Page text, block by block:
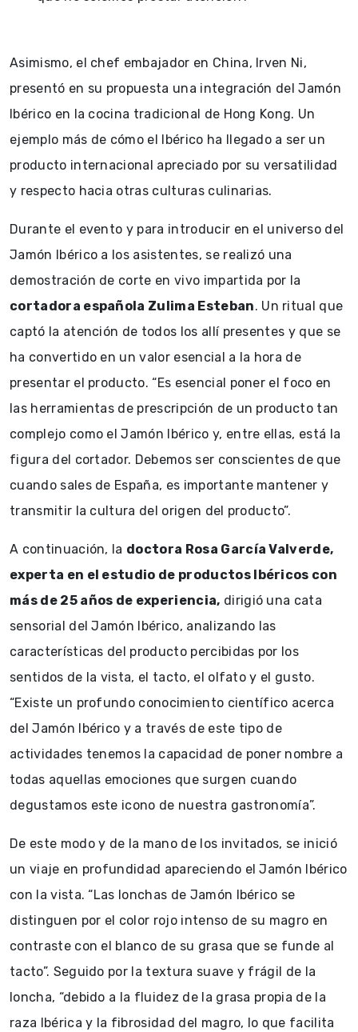
Asimismo, el chef embajador en China, Irven Ni,
presentó en su propuesta una integración del Jamón
Ibérico en la cocina tradicional de Hong Kong. Un
ejemplo más de cómo el Ibérico ha llegado a ser un
producto internacional apreciado por su versatilidad
y respecto hacia otras culturas culinarias.
Durante el evento y para introducir en el universo del
Jamón Ibérico a los asistentes, se realizó una
demostración de corte en vivo impartida por la
cortadora española Zulima Esteban. Un ritual que
captó la atención de todos los allí presentes y que se
ha convertido en un valor esencial a la hora de
presentar el producto. “Es esencial poner el foco en
las herramientas de prescripción de un producto tan
complejo como el Jamón Ibérico y, entre ellas, está la
figura del cortador. Debemos ser conscientes de que
cuando sales de España, es importante mantener y
transmitir la cultura del origen del producto”.
A continuación, la doctora Rosa García Valverde,
experta en el estudio de productos Ibéricos con
más de 25 años de experiencia, dirigió una cata
sensorial del Jamón Ibérico, analizando las
características del producto percibidas por los
sentidos de la vista, el tacto, el olfato y el gusto.
“Existe un profundo conocimiento científico acerca
del Jamón Ibérico y a través de este tipo de
actividades tenemos la capacidad de poner nombre a
todas aquellas emociones que surgen cuando
degustamos este icono de nuestra gastronomía”.
De este modo y de la mano de los invitados, se inició
un viaje en profundidad apareciendo el Jamón Ibérico
con la vista. “Las lonchas de Jamón Ibérico se
distinguen por el color rojo intenso de su magro en
contraste con el blanco de su grasa que se funde al
tacto”. Seguido por la textura suave y frágil de la
loncha, “debido a la fluidez de la grasa propia de la
raza Ibérica y la fibrosidad del magro, lo que facilita